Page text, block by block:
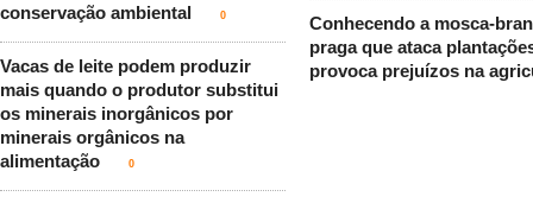
conservação ambiental
0
Vacas de leite podem produzir
mais quando o produtor substitui
os minerais inorgânicos por
minerais orgânicos na
alimentação
0
Conhecendo a mosca-
praga que ataca
provoca prejuízos na